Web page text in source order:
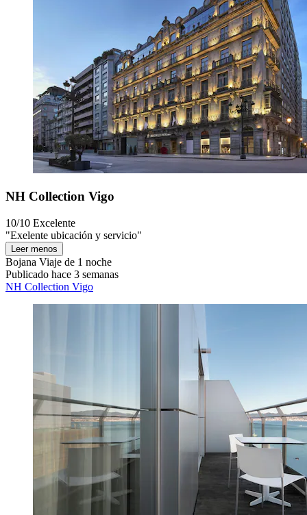
NH Collection Vigo
10/10 Excelente
"Exelente ubicación y servicio"
Leer menos
Bojana Viaje de 1 noche
Publicado hace 3 semanas
NH Collection Vigo